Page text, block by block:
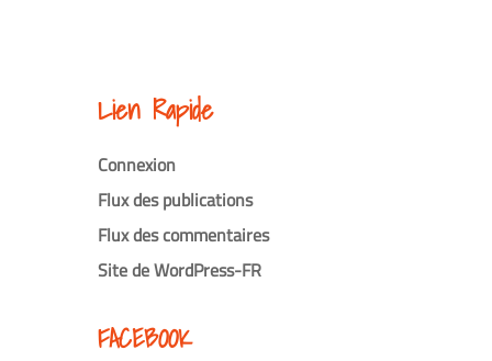
Lien Rapide
Connexion
Flux des publications
Flux des commentaires
Site de WordPress-FR
FACEBOOK